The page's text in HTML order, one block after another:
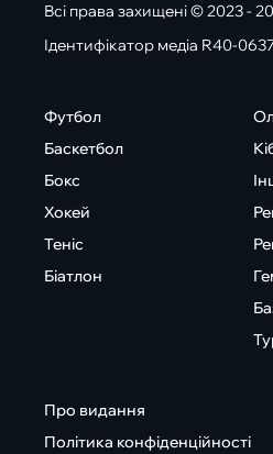
Всі права захищені © 2023 -
Ідентифікатор медіа R40-
Футбол
Баскетбол
Бокс
Хокей
Теніс
Біатлон
Про видання
Політика конфіденційності